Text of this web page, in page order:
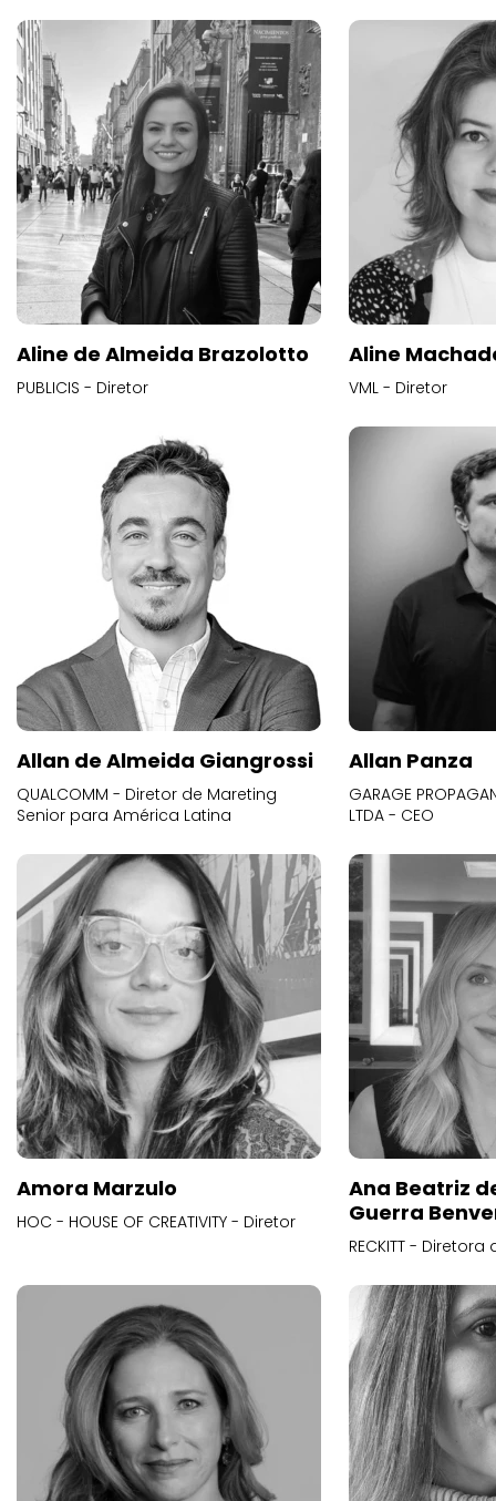
Aline de Almeida Brazolotto
PUBLICIS - Diretor
Aline
VML - Diretor
Allan de Almeida Giangrossi
QUALCOMM - Diretor de Mareting
Senior para América Latina
Allan Panza
GARAGE
LTDA - CEO
Amora Marzulo
HOC - HOUSE OF CREATIVITY - Diretor
Ana Beatriz
Guerra
RECKITT -